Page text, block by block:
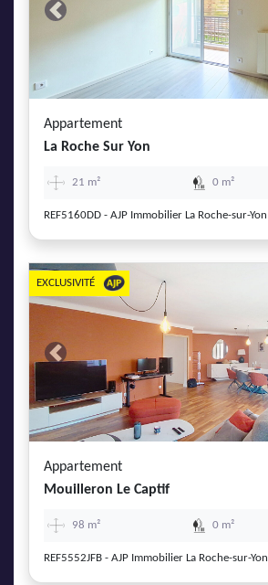
Previous
Appartement
La Roche Sur Yon
21 m² 0 m²
REF5160DD - AJP Immobilier La Roche-sur-Yon
Previous
EXCLUSIVITÉ
Appartement
Mouilleron Le Captif
98 m² 0 m²
REF5552JFB - AJP Immobilier La Roche-sur-Yon